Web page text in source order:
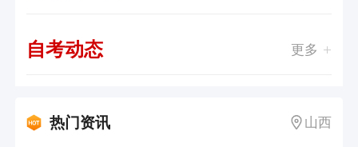
自考动态 更多
热门资讯 山西